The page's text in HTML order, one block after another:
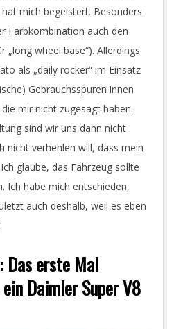
mich begeistert. Besonders
Farbkombination auch den
„long wheel base“). Allerdings
als „daily rocker“ im Einsatz
Gebrauchsspuren innen
mir nicht zugesagt haben.
sind wir uns dann nicht
nicht verhehlen will, dass mein
glaube, das Fahrzeug sollte
Ich habe mich entschieden,
auch deshalb, weil es eben
Das erste Mal
Daimler Super V8